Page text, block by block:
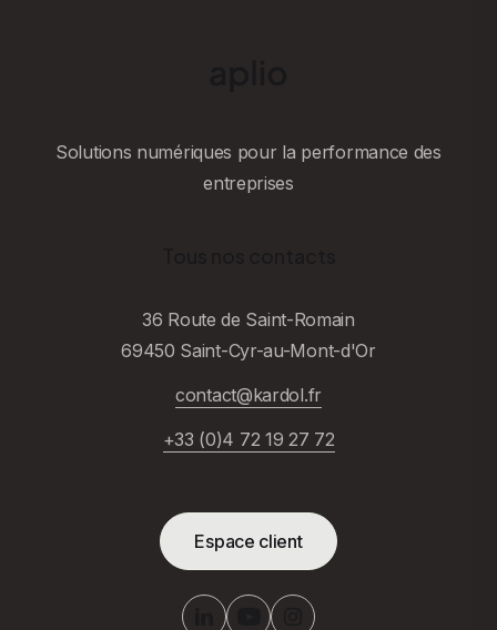
Solutions numériques pour la performance des
entreprises
36 Route de Saint-Romain
69450 Saint-Cyr-au-Mont-d'Or
contact@kardol.fr
+33 (0)4 72 19 27 72
Espace client